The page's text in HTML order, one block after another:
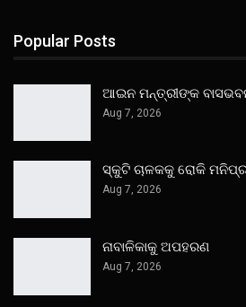
Popular Posts
ଆଇନ ମନ୍ତ୍ରୀଙ୍କ
Aug 7, 2026
ସ୍କୁଟି ଚାଳକକୁ ରୋକି
Aug 7, 2026
ନାବାଳିକାକୁ ଅପହରଣ
Aug 7, 2026